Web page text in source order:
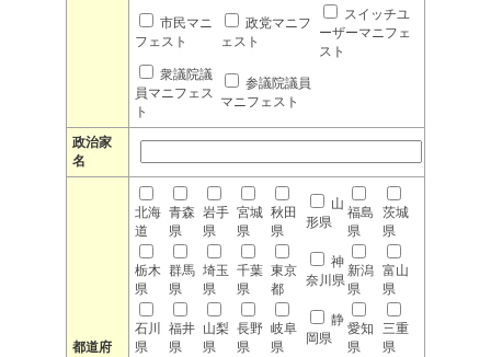
市民マニ
フェスト
政党マニフ
ェスト
スイッチユ
ーザーマニフェ
スト
衆議院議
員マニフェス
ト
参議院議員
マニフェスト
政治家
名
都道府
北海
道
青森
県
岩手
県
宮城
県
秋田
県
山
形県
福島
県
茨城
県
栃木
県
群馬
県
埼玉
県
千葉
県
東京
都
神
奈川県
新潟
県
富山
県
石川
県
福井
県
山梨
県
長野
県
岐阜
県
静
岡県
愛知
県
三重
県